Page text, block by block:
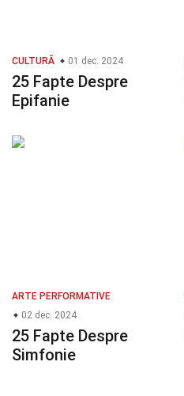
CULTURĂ 01 dec. 2024
25 Fapte Despre
Epifanie
ARTE PERFORMATIVE
02 dec. 2024
25 Fapte Despre
Simfonie